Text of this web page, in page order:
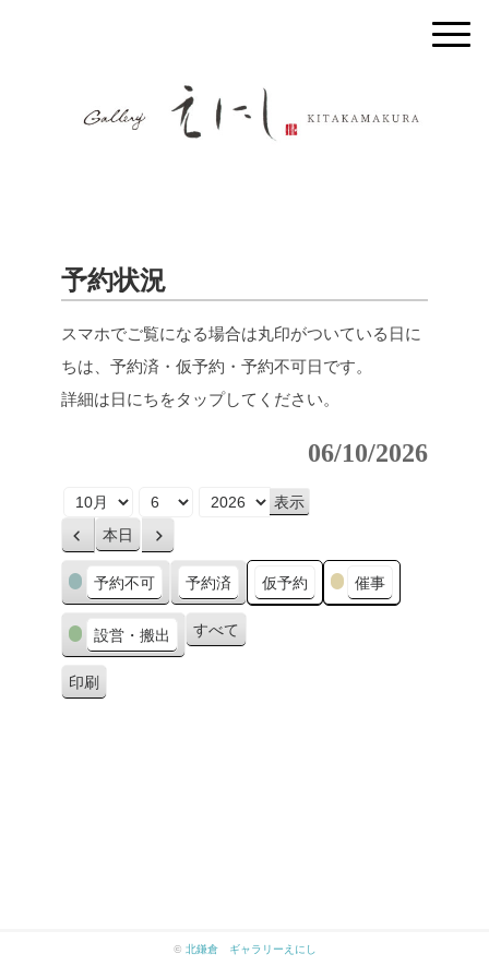
予約状況
スマホでご覧になる場合は丸印がついている日に
ちは、予約済・仮予約・予約不可日です。
詳細は日にちをタップしてください。
06/10/2026
月
日
年
前
へ
本日
次
へ
カ
テ
ゴ
リ
ー
予約不可 予約済 仮予約 催事
設営・搬出 すべて
印刷
© 北鎌倉 ギャラリーえにし